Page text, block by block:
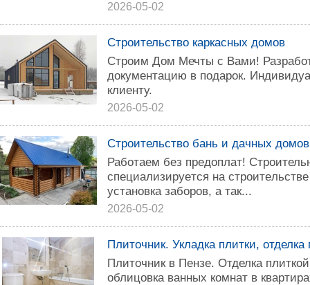
2026-05-02
Строительство каркасных домов
Строим Дом Мечты с Вами!
документацию в подарок.
клиенту.
2026-05-02
Строительство бань и дачных
Работаем без предоплат!
специaлизируeтся на
установка заборов, а так...
2026-05-02
Плиточник. Укладка плитки,
Плиточник в Пензе. Отделка
облицовка ванных комнат в